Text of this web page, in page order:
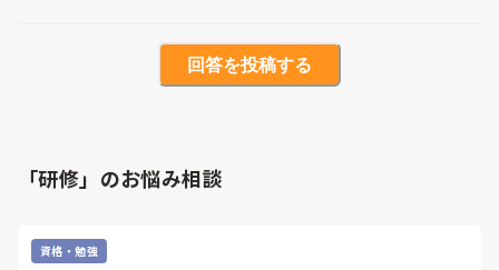
回答を投稿する
「研修」のお悩み相談
資格・勉強